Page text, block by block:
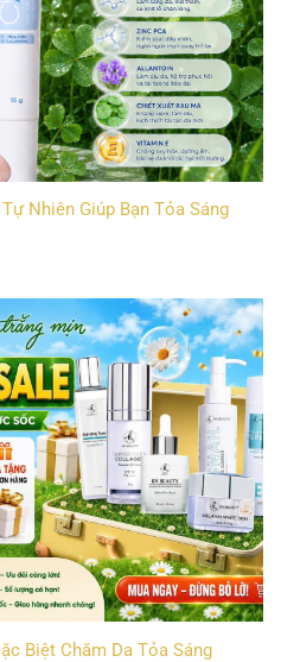
Nhiên Giúp Bạn Tỏa Sáng
Biệt Chăm Da Tỏa Sáng